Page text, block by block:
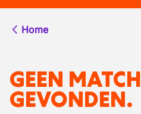
Home
GEEN MATCH
GEVONDEN.